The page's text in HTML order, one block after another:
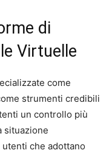
di
Virtuelle
come
strumenti credibili
un controllo più
situazione
che adottano